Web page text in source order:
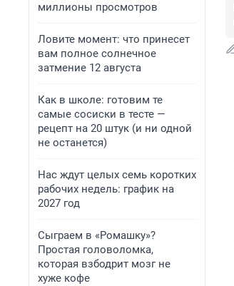
миллионы просмотров
Ловите момент: что принесет
вам полное солнечное
затмение 12 августа
Как в школе: готовим те
самые сосиски в тесте —
рецепт на 20 штук (и ни одной
не останется)
Нас ждут целых семь коротких
рабочих недель: график на
2027 год
Сыграем в «Ромашку»?
Простая головоломка,
которая взбодрит мозг не
хуже кофе